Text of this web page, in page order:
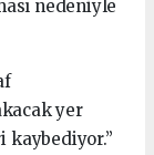
nedeniyle
yer
kaybediyor.”